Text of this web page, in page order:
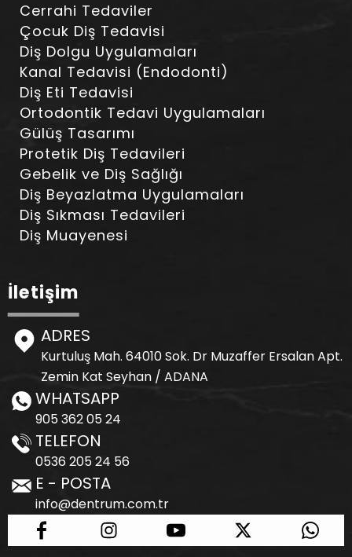
Cerrahi Tedaviler
Çocuk Diş Tedavisi
Diş Dolgu Uygulamaları
Kanal Tedavisi (Endodonti)
Diş Eti Tedavisi
Ortodontik Tedavi Uygulamaları
Gülüş Tasarımı
Protetik Diş Tedavileri
Gebelik ve Diş Sağlığı
Diş Beyazlatma Uygulamaları
Diş Sıkması Tedavileri
Diş Muayenesi
İletişim
ADRES
Kurtuluş Mah. 64010 Sok. Dr Muzaffer Ersalan Apt.
Zemin Kat Seyhan / ADANA
WHATSAPP
905 362 05 24
TELEFON
0536 205 24 56
E - POSTA
info@dentrum.com.tr